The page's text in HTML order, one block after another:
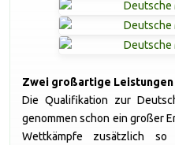
Zwei großartige Leistungen
Die Qualifikation zur
genommen schon ein großer
Wettkämpfe zusätzlich so